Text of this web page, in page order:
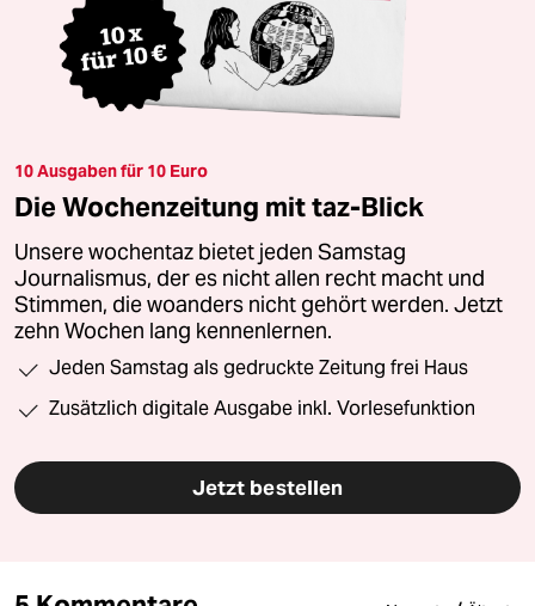
10 Ausgaben für 10 Euro
Die Wochenzeitung mit taz-Blick
Unsere wochentaz bietet jeden Samstag
Journalismus, der es nicht allen recht macht und
Stimmen, die woanders nicht gehört werden. Jetzt
zehn Wochen lang kennenlernen.
Jeden Samstag als gedruckte Zeitung frei Haus
Zusätzlich digitale Ausgabe inkl. Vorlesefunktion
Jetzt bestellen